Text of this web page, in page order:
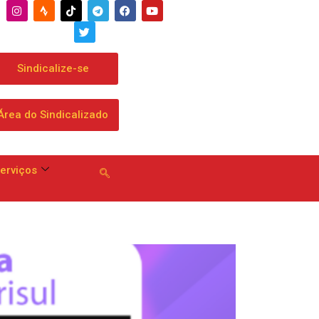
Banco apresenta proposta que chega a dobrar mensalidade
Sindicalize-se
do Sindicalizado